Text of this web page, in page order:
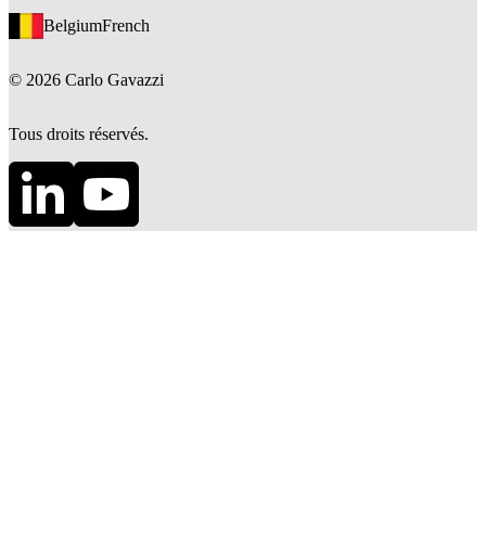
BelgiumFrench
© 2026 Carlo Gavazzi
Tous droits réservés.